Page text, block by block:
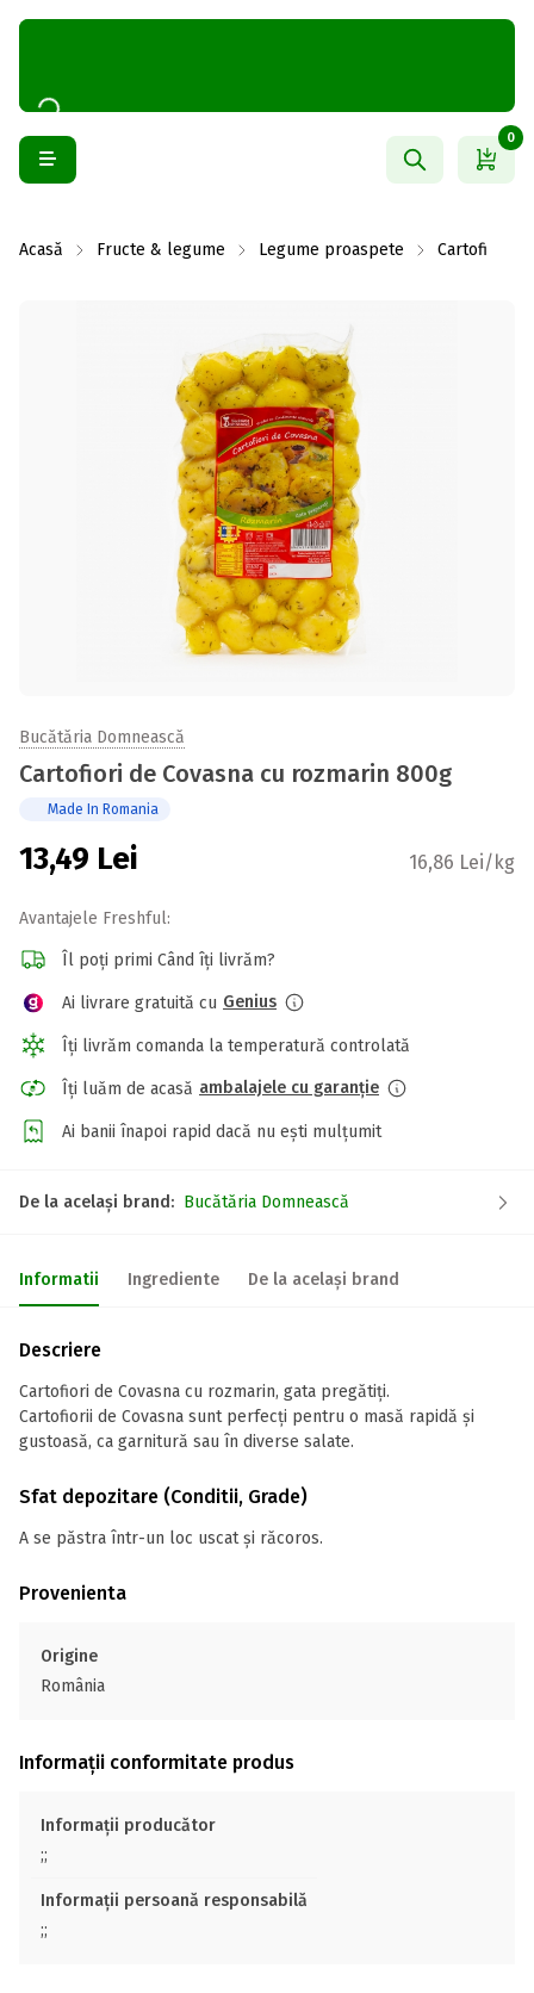
0
Acasă Fructe & legume Legume proaspete Cartofi
Bucătăria Domnească
Cartofiori de Covasna cu rozmarin 800g
Made In Romania
13,49 Lei 16,86 Lei/kg
Avantajele Freshful:
Îl poți primi Când îți livrăm?
Ai livrare gratuită cu Genius
Îți livrăm comanda la temperatură controlată
Îți luăm de acasă ambalajele cu garanție
Ai banii înapoi rapid dacă nu ești mulțumit
De la același brand: Bucătăria Domnească
Informatii Ingrediente De la același brand
Descriere
Cartofiori de Covasna cu rozmarin, gata pregătiți.
Cartofiorii de Covasna sunt perfecți pentru o masă rapidă și
gustoasă, ca garnitură sau în diverse salate.
Sfat depozitare (Conditii, Grade)
A se păstra într-un loc uscat și răcoros.
Provenienta
Origine
România
Informații conformitate produs
Informații producător
;;
Informații persoană responsabilă
;;